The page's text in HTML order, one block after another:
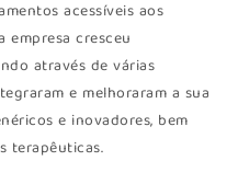
acessíveis aos
empresa cresceu
através de várias
e melhoraram a sua
e inovadores, bem
terapêuticas.